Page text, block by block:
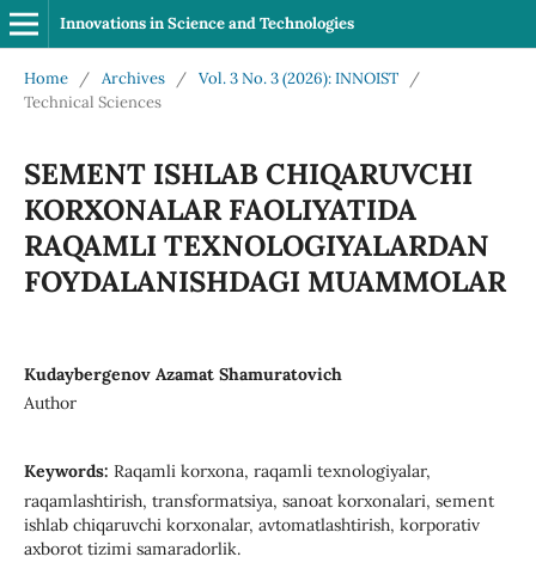
Innovations in Science and Technologies
Home / Archives / Vol. 3 No. 3 (2026): INNOIST
/
Technical Sciences
SEMENT ISHLAB CHIQARUVCHI
KORXONALAR FAOLIYATIDA
RAQAMLI TEXNOLOGIYALARDAN
FOYDALANISHDAGI MUAMMOLAR
Kudaybergenov Azamat Shamuratovich
Author
Keywords: Raqamli korxona, raqamli texnologiyalar,
raqamlashtirish, transformatsiya, sanoat korxonalari, sement
ishlab chiqaruvchi korxonalar, avtomatlashtirish, korporativ
axborot tizimi samaradorlik.